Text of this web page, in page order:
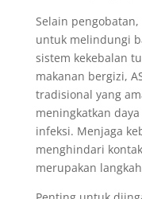
Selain
untuk melindungi
sistem kekebalan
makanan bergizi,
tradisional yang
meningkatkan
infeksi. Menjaga
menghindari
merupakan